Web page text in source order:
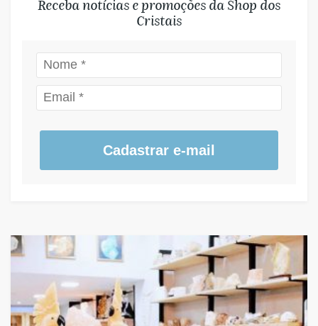
Receba notícias e promoções da Shop dos
Cristais
Cadastrar e-mail